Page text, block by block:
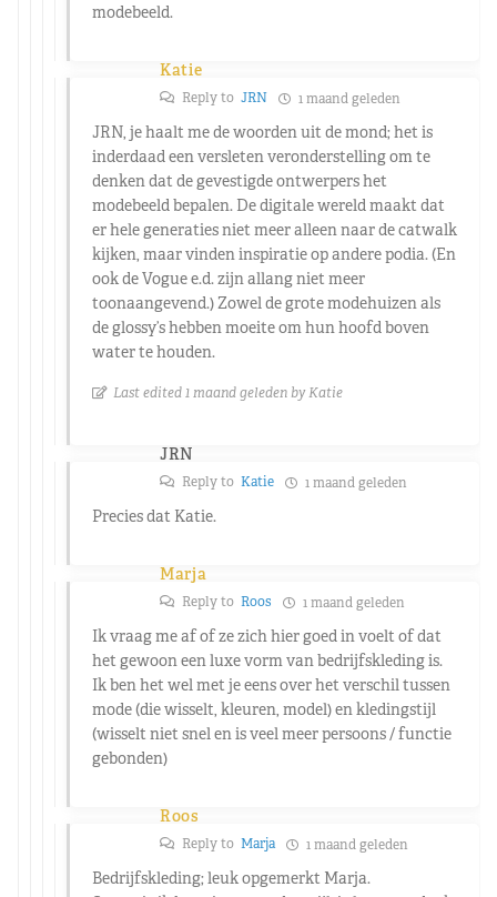
modebeeld.
Katie
Reply to JRN 1 maand geleden
JRN, je haalt me de woorden uit de mond; het is
inderdaad een versleten veronderstelling om te
denken dat de gevestigde ontwerpers het
modebeeld bepalen. De digitale wereld maakt dat
er hele generaties niet meer alleen naar de catwalk
kijken, maar vinden inspiratie op andere podia. (En
ook de Vogue e.d. zijn allang niet meer
toonaangevend.) Zowel de grote modehuizen als
de glossy’s hebben moeite om hun hoofd boven
water te houden.
Last edited 1 maand geleden by Katie
JRN
Reply to Katie 1 maand geleden
Precies dat Katie.
Marja
Reply to Roos 1 maand geleden
Ik vraag me af of ze zich hier goed in voelt of dat
het gewoon een luxe vorm van bedrijfskleding is.
Ik ben het wel met je eens over het verschil tussen
mode (die wisselt, kleuren, model) en kledingstijl
(wisselt niet snel en is veel meer persoons / functie
gebonden)
Roos
Reply to Marja 1 maand geleden
Bedrijfskleding; leuk opgemerkt Marja.